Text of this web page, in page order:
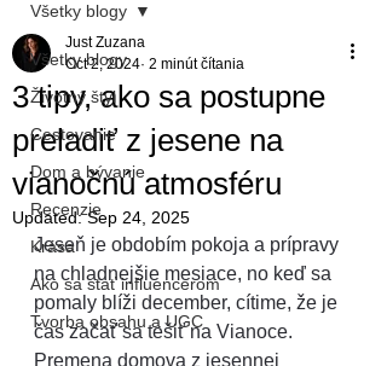
Všetky blogy
Životný štýl
Cestovanie
Dom a bývanie
Recenzie
Krása
Ako sa stať influencerom
Tvorba obsahu a UGC
Všetky blogy
3 tipy, ako sa postupne
preladiť z jesene na
vianočnú atmosféru
Just Zuzana
Oct 2, 2024 2 minút čítania
Updated:Sep 24, 2025
Jeseň je obdobím pokoja a prípravy
na chladnejšie mesiace, no keď sa
pomaly blíži december, cítime, že je
čas začať sa tešiť na Vianoce.
Premena domova z jesennej